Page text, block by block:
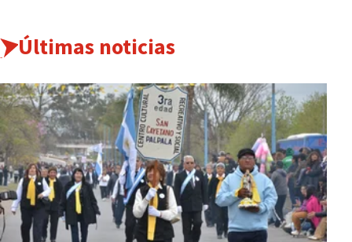
Últimas noticias